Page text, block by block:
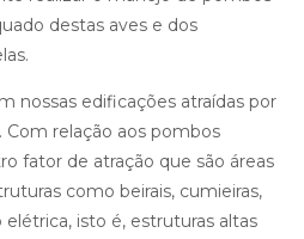
destas aves e dos
nossas edificações atraídas por
Com relação aos pombos
fator de atração que são áreas
como beirais, cumieiras,
isto é, estruturas altas